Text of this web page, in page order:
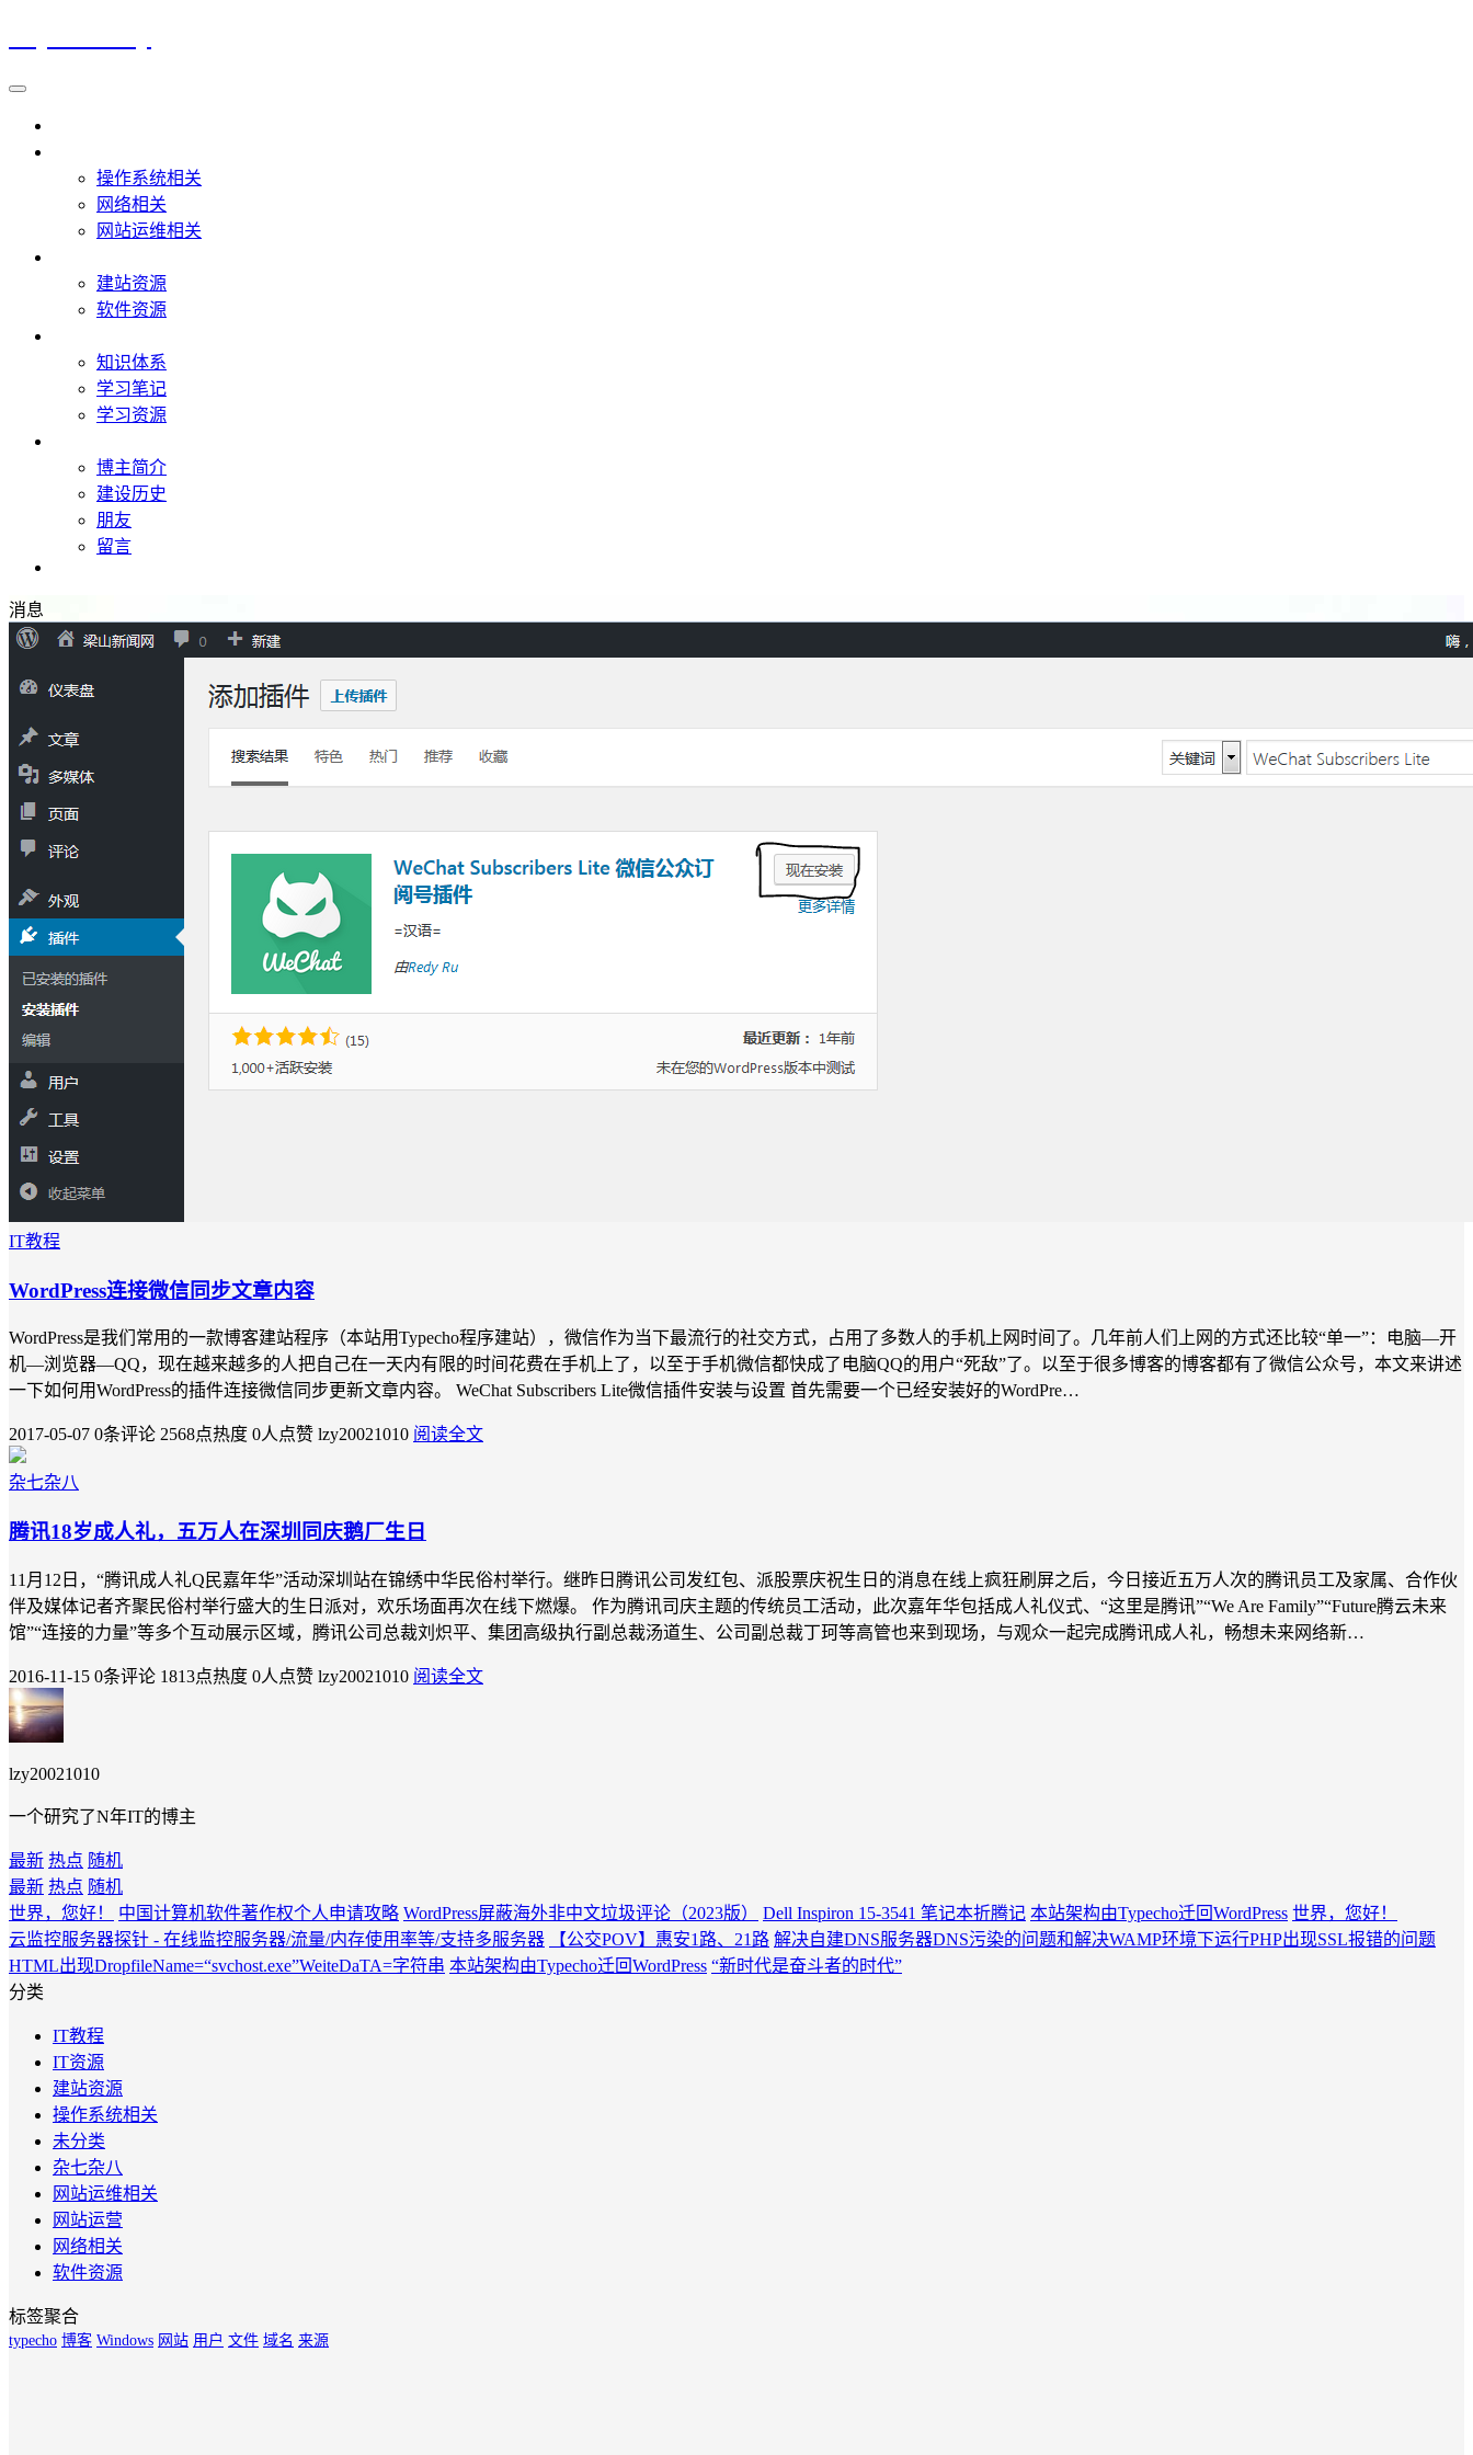
操作系统相关
网络相关
网站运维相关
建站资源
软件资源
知识体系
学习笔记
学习资源
博主简介
建设历史
朋友
留言
消息
IT教程
WordPress连接微信同步文章内容
WordPress是我们常用的一款博客建站程序（本站用Typecho程序建站），微信作为当下最流行的社交方式，占用了多数人的手机上网时间了。几年前人们上网的方式还比较“单一”：电脑—开
机—浏览器—QQ，现在越来越多的人把自己在一天内有限的时间花费在手机上了，以至于手机微信都快成了电脑QQ的用户“死敌”了。以至于很多博客的博客都有了微信公众号，本文来讲述
一下如何用WordPress的插件连接微信同步更新文章内容。 WeChat Subscribers Lite微信插件安装与设置 首先需要一个已经安装好的WordPre…
2017-05-07 0条评论 2568点热度 0人点赞 lzy20021010 阅读全文
杂七杂八
腾讯18岁成人礼，五万人在深圳同庆鹅厂生日
11月12日，“腾讯成人礼Q民嘉年华”活动深圳站在锦绣中华民俗村举行。继昨日腾讯公司发红包、派股票庆祝生日的消息在线上疯狂刷屏之后，今日接近五万人次的腾讯员工及家属、合作伙
伴及媒体记者齐聚民俗村举行盛大的生日派对，欢乐场面再次在线下燃爆。 作为腾讯司庆主题的传统员工活动，此次嘉年华包括成人礼仪式、“这里是腾讯”“We Are Family”“Future腾云未来
馆”“连接的力量”等多个互动展示区域，腾讯公司总裁刘炽平、集团高级执行副总裁汤道生、公司副总裁丁珂等高管也来到现场，与观众一起完成腾讯成人礼，畅想未来网络新…
2016-11-15 0条评论 1813点热度 0人点赞 lzy20021010 阅读全文
lzy20021010
一个研究了N年IT的博主
最新 热点 随机
最新 热点 随机
世界，您好！
中国计算机软件著作权个人申请攻略 WordPress屏蔽海外非中文垃圾评论（2023版） Dell Inspiron 15-3541 笔记本折腾记 本站架构由Typecho迁回WordPress 世界，您好！
云监控服务器探针 - 在线监控服务器/流量/内存使用率等/支持多服务器
【公交POV】惠安1路、21路 解决自建DNS服务器DNS污染的问题和解决WAMP环境下运行PHP出现SSL报错的问题
HTML出现DropfileName=“svchost.exe”WeiteDaTA=字符串 本站架构由Typecho迁回WordPress “新时代是奋斗者的时代”
分类
IT教程
IT资源
建站资源
操作系统相关
未分类
杂七杂八
网站运维相关
网站运营
网络相关
软件资源
标签聚合
typecho 博客 Windows 网站 用户 文件 域名 来源